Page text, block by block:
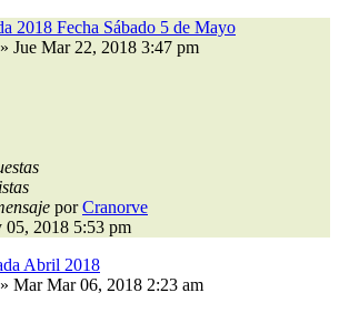
2018 Fecha Sábado 5 de Mayo
» Jue Mar 22, 2018 3:47 pm
porCranorve
05, 2018 5:53 pm
Abril 2018
» Mar Mar 06, 2018 2:23 am